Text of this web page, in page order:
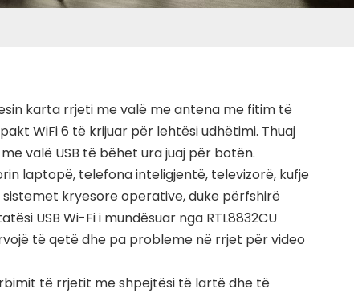
karta rrjeti me valë me antena me fitim të
WiFi 6 të krijuar për lehtësi udhëtimi. Thuaj
valë USB të bëhet ura juaj për botën.
laptopë, telefona inteligjentë, televizorë, kufje
kryesore operative, duke përfshirë
USB Wi-Fi i mundësuar nga RTL8832CU
të qetë dhe pa probleme në rrjet për video
të rrjetit me shpejtësi të lartë dhe të